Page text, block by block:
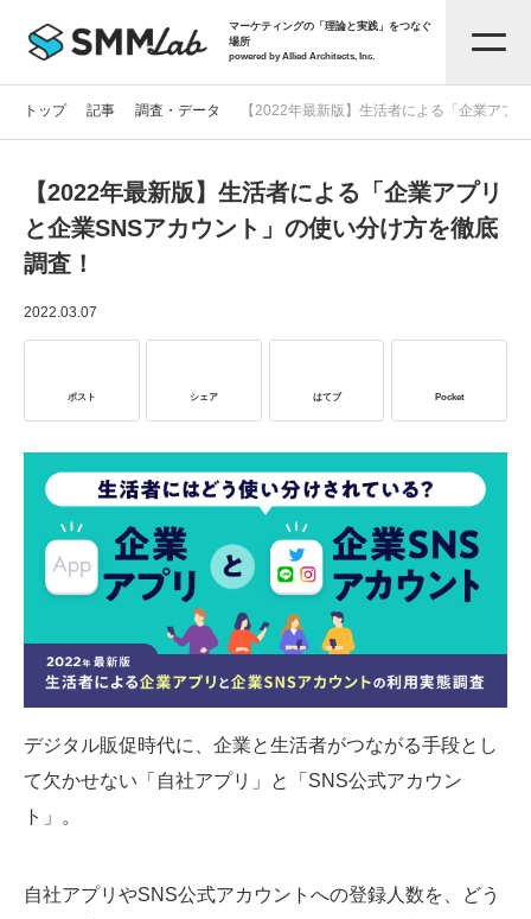
マーケティングの「理論と実践」をつなぐ
場所
powered by Allied Architects, Inc.
記事一覧
お役立ち資料
サービス資料
SMMLabについて
トップ 記事 調査・データ 【2022年最新版】生活者による「企業アプ
【2022年最新版】生活者による「企業アプリ
と企業SNSアカウント」の使い分け方を徹底
調査！
2022.03.07
ポスト シェア はてブ Pocket
デジタル販促時代に、企業と生活者がつながる手段とし
て欠かせない「自社アプリ」と「SNS公式アカウン
ト」。
自社アプリやSNS公式アカウントへの登録人数を、どう